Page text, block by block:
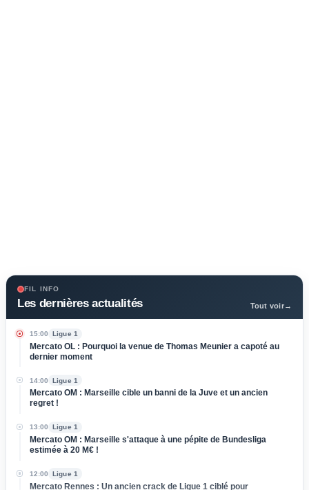
FIL INFO
Les dernières actualités Tout voir→
15:00 Ligue 1
Mercato OL : Pourquoi la venue de Thomas Meunier a capoté au
dernier moment
14:00 Ligue 1
Mercato OM : Marseille cible un banni de la Juve et un ancien
regret !
13:00 Ligue 1
Mercato OM : Marseille s'attaque à une pépite de Bundesliga
estimée à 20 M€ !
12:00 Ligue 1
Mercato Rennes : Un ancien crack de Ligue 1 ciblé pour